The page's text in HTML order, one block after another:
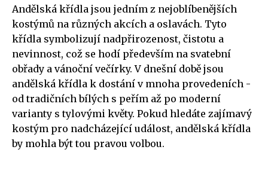
Andělská křídla jsou jedním z nejoblíbenějších
kostýmů na různých akcích a oslavách. Tyto
křídla symbolizují nadpřirozenost, čistotu a
nevinnost, což se hodí především na svatební
obřady a vánoční večírky. V dnešní době jsou
andělská křídla k dostání v mnoha provedeních -
od tradičních bílých s peřím až po moderní
varianty s tylovými květy. Pokud hledáte zajímavý
kostým pro nadcházející událost, andělská křídla
by mohla být tou pravou volbou.